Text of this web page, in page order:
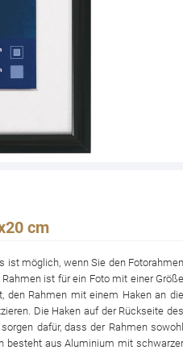
cm
ist möglich, wenn Sie den Fotorahmen
ist für ein Foto mit einer Größe
den Rahmen mit einem Haken an die
Die Haken auf der Rückseite des
dafür, dass der Rahmen sowohl
besteht aus Aluminium mit schwarzer